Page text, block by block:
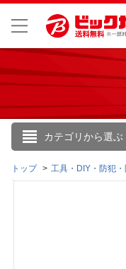
カテゴリから選ぶ
トップ 工具・DIY・防犯